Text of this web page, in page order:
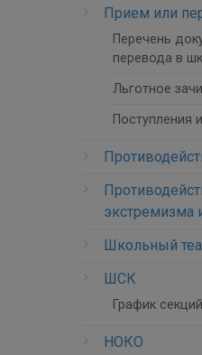
Прием или
Перечень
перевода в
Льготное
Поступления
экстремизма
Школьный
ШСК
График секций
НОКО